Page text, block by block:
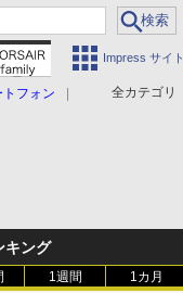
Impress サイト
全カテゴリ
トフォン
キング
1週間 1カ月